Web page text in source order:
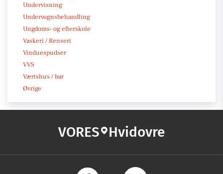
Undervisning
Undervognsbehandling
Ungdoms- og efterskole
Vaskeri / Renseri
Vinduespudser
VVS
Værtshus / bar
Øvrige
VORES Hvidovre